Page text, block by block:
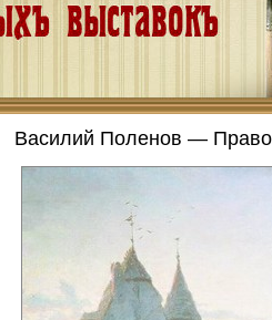
Василий Поленов — Право